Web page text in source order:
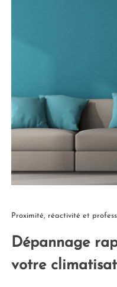
Proximité, réactivité et
Dépannage
votre